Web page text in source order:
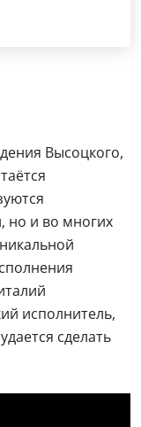
Высоцкого,
но и во многих
исполнитель,
сделать